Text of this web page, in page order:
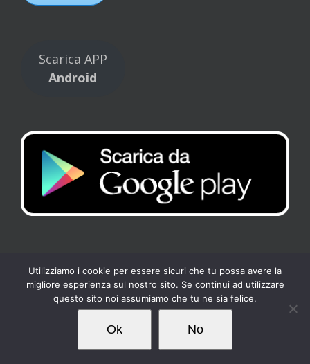
Scarica APP
Android
Copyright 2017 Tennis Club Kipling | All Rights Reserved |Privacy
Cookies| Powered byLoto Servizi
FacebookInstagram
Utilizziamo i cookie per essere sicuri che tu possa avere la
migliore esperienza sul nostro sito. Se continui ad utilizzare
questo sito noi assumiamo che tu ne sia felice.
Ok No